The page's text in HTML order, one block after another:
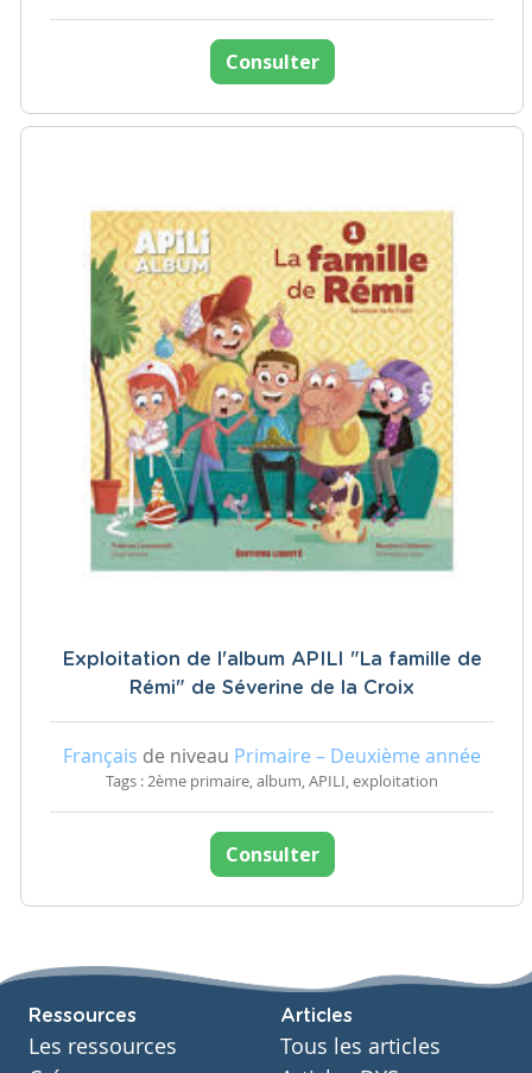
Consulter
Exploitation de l'album APILI "La famille de
Rémi" de Séverine de la Croix
Français de niveau Primaire – Deuxième année
Tags : 2ème primaire, album, APILI, exploitation
Consulter
Ressources
Les ressources
Articles
Tous les articles